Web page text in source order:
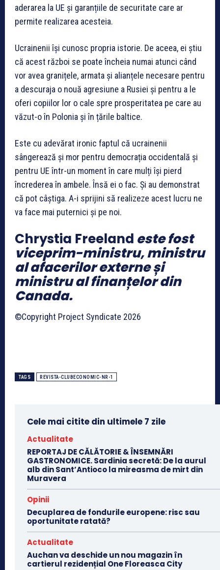
aderarea la UE și garanțiile de securitate care ar
permite realizarea acesteia.
Ucrainenii își cunosc propria istorie. De aceea, ei știu
că acest război se poate încheia numai atunci când
vor avea granițele, armata și alianțele necesare pentru
a descuraja o nouă agresiune a Rusiei și pentru a le
oferi copiilor lor o cale spre prosperitatea pe care au
văzut-o în Polonia și în țările baltice.
Este cu adevărat ironic faptul că ucrainenii
sângerează și mor pentru democrația occidentală și
pentru UE într-un moment în care mulți își pierd
încrederea în ambele. Însă ei o fac. Și au demonstrat
că pot câștiga. A-i sprijini să realizeze acest lucru ne
va face mai puternici și pe noi.
Chrystia Freeland este fost
viceprim-ministru, ministru
al afacerilor externe și
ministru al finanțelor din
Canada.
©Copyright Project Syndicate 2026
TAGS REVISTA-CLUBECONOMIC-NR-1
Cele mai citite din ultimele 7 zile
Actualitate
REPORTAJ DE CĂLĂTORIE & ÎNSEMNĂRI
GASTRONOMICE. Sardinia secretă: De la aurul
alb din Sant’Antioco la mireasma de mirt din
Muravera
Opinii
Decuplarea de fondurile europene: risc sau
oportunitate ratată?
Actualitate
Auchan va deschide un nou magazin în
cartierul rezidențial One Floreasca City